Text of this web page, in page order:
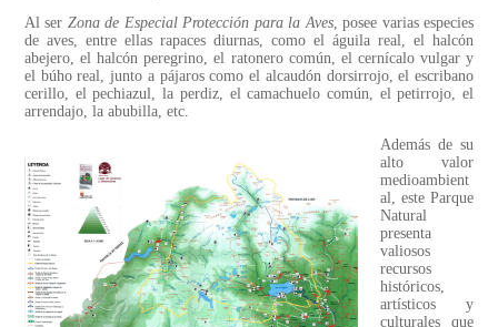
Al ser Zona de Especial Protección para la Aves, posee varias especies
de aves, entre ellas rapaces diurnas, como el águila real, el halcón
abejero, el halcón peregrino, el ratonero común, el cernícalo vulgar y
el búho real, junto a pájaros como el alcaudón dorsirrojo, el escribano
cerillo, el pechiazul, la perdiz, el camachuelo común, el petirrojo, el
arrendajo, la abubilla, etc.
Además de su
alto valor
medioambient
al, este Parque
Natural
presenta
valiosos
recursos
históricos,
artísticos y
culturales que